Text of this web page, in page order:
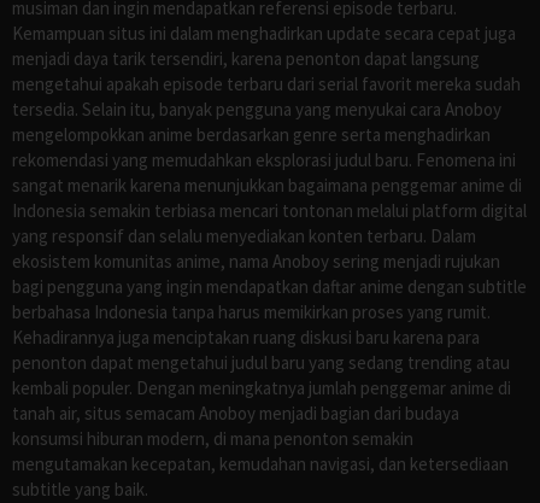
musiman dan ingin mendapatkan referensi episode terbaru.
Kemampuan situs ini dalam menghadirkan update secara cepat juga
menjadi daya tarik tersendiri, karena penonton dapat langsung
mengetahui apakah episode terbaru dari serial favorit mereka sudah
tersedia. Selain itu, banyak pengguna yang menyukai cara Anoboy
mengelompokkan anime berdasarkan genre serta menghadirkan
rekomendasi yang memudahkan eksplorasi judul baru. Fenomena ini
sangat menarik karena menunjukkan bagaimana penggemar anime di
Indonesia semakin terbiasa mencari tontonan melalui platform digital
yang responsif dan selalu menyediakan konten terbaru. Dalam
ekosistem komunitas anime, nama Anoboy sering menjadi rujukan
bagi pengguna yang ingin mendapatkan daftar anime dengan subtitle
berbahasa Indonesia tanpa harus memikirkan proses yang rumit.
Kehadirannya juga menciptakan ruang diskusi baru karena para
penonton dapat mengetahui judul baru yang sedang trending atau
kembali populer. Dengan meningkatnya jumlah penggemar anime di
tanah air, situs semacam Anoboy menjadi bagian dari budaya
konsumsi hiburan modern, di mana penonton semakin
mengutamakan kecepatan, kemudahan navigasi, dan ketersediaan
subtitle yang baik.